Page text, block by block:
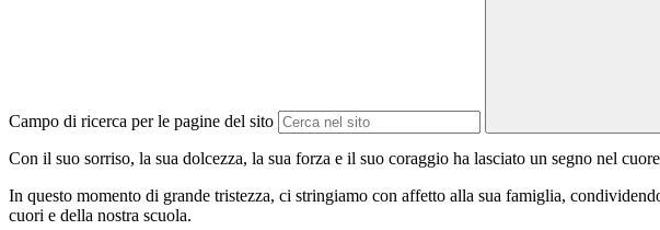
Campo di ricerca per le pagine del sito
Con il suo sorriso, la sua dolcezza, la sua forza e il suo coraggio ha lasciato un segno nel
In questo momento di grande tristezza, ci stringiamo con affetto alla sua famiglia,
cuori e della nostra scuola.